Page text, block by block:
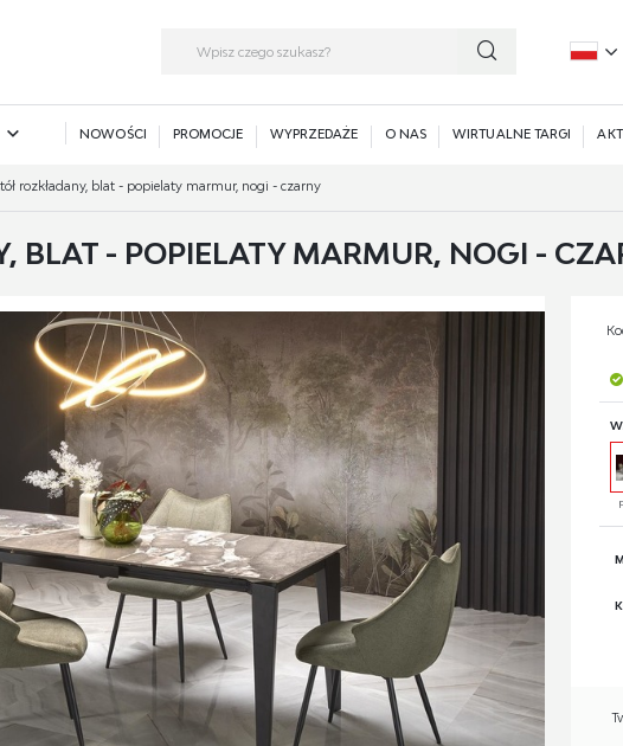
NOWOŚCI PROMOCJE WYPRZEDAŻE O NAS WIRTUALNE TARGI
rozkładany, blat - popielaty marmur, nogi - czarny
BLAT - POPIELATY MARMUR, NOGI -